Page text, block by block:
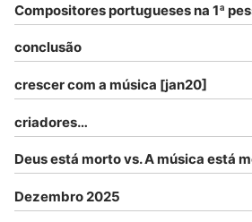
Compositores portugueses na 1ª
conclusão
crescer com a música [jan20]
criadores…
Deus está morto vs. A música está
Dezembro 2025